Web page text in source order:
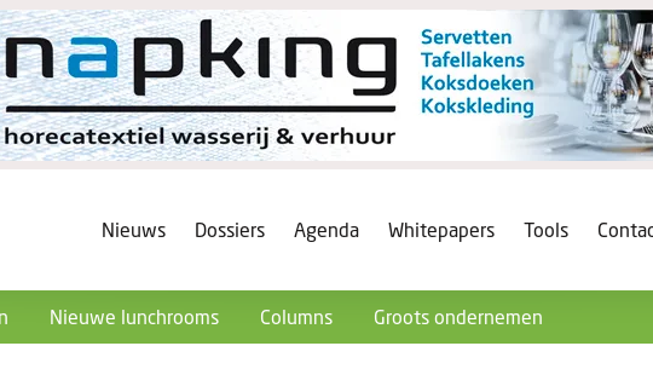
Nieuws Dossiers Agenda Whitepapers Tools
Nieuwe lunchrooms Columns Groots ondernemen